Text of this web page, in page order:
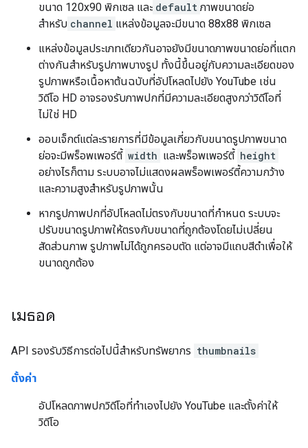
ขนาด 120x90 พิกเซล และ default ภาพขนาดย่อ
สำหรับ channel แหล่งข้อมูลจะมีขนาด 88x88 พิกเซล
แหล่งข้อมูลประเภทเดียวกันอาจยังมีขนาดภาพขนาดย่อที่แตก
ต่างกันสำหรับรูปภาพบางรูป ทั้งนี้ขึ้นอยู่กับความละเอียดของ
รูปภาพหรือเนื้อหาต้นฉบับที่อัปโหลดไปยัง YouTube เช่น
วิดีโอ HD อาจรองรับภาพปกที่มีความละเอียดสูงกว่าวิดีโอที่
ไม่ใช่ HD
ออบเจ็กต์แต่ละรายการที่มีข้อมูลเกี่ยวกับขนาดรูปภาพขนาด
ย่อจะมีพร็อพเพอร์ตี้ width และพร็อพเพอร์ตี้ height
อย่างไรก็ตาม ระบบอาจไม่แสดงผลพร็อพเพอร์ตี้ความกว้าง
และความสูงสำหรับรูปภาพนั้น
หากรูปภาพปกที่อัปโหลดไม่ตรงกับขนาดที่กำหนด ระบบจะ
ปรับขนาดรูปภาพให้ตรงกับขนาดที่ถูกต้องโดยไม่เปลี่ยน
สัดส่วนภาพ รูปภาพไม่ได้ถูกครอบตัด แต่อาจมีแถบสีดำเพื่อให้
ขนาดถูกต้อง
เมธอด
API รองรับวิธีการต่อไปนี้สำหรับทรัพยากร thumbnails
ตั้งค่า
อัปโหลดภาพปกวิดีโอที่ทำเองไปยัง YouTube และตั้งค่าให้
วิดีโอ